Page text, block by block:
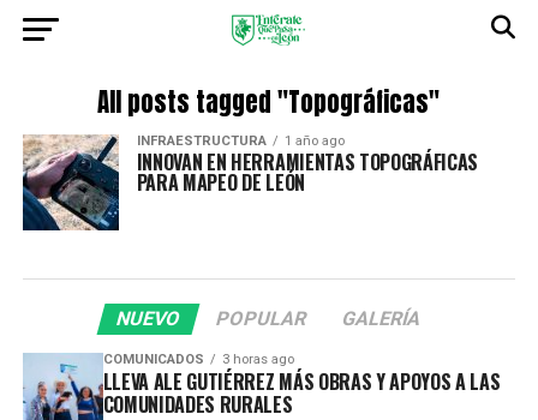
All posts tagged "Topográficas"
INFRAESTRUCTURA 1 año ago
INNOVAN EN HERRAMIENTAS TOPOGRÁFICAS
PARA MAPEO DE LEÓN
NUEVO POPULAR GALERÍA
COMUNICADOS 3 horas ago
LLEVA ALE GUTIÉRREZ MÁS OBRAS Y APOYOS A LAS
COMUNIDADES RURALES